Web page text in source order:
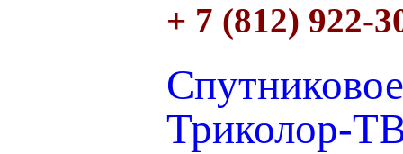
+ 7 (812) 922-
Триколор-